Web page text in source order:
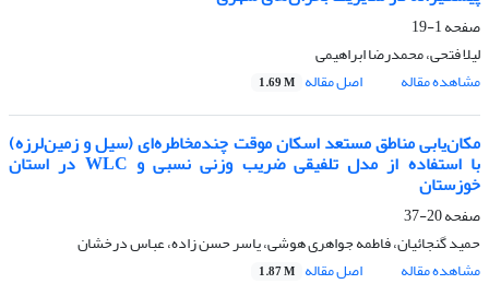
صفحه1-19
لیلا فتحی، محمدرضا ابراهیمی
مشاهده مقاله
اصل مقاله 1.69 M
مکان‌یابی مناطق مستعد اسکان موقت چندمخاطره‌ای (سیل و زمین‌لرزه)
با استفاده از مدل تلفیقی ضریب وزنی نسبی و WLCدر استان
خوزستان
صفحه20-37
حمید گنجائیان، فاطمه جواهری هوشی، یاسر حسن زاده، عباس درخشان
مشاهده مقاله
اصل مقاله 1.87 M